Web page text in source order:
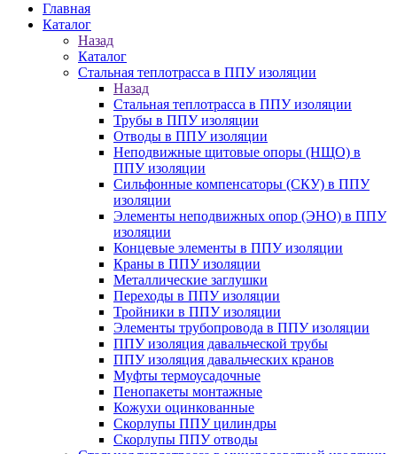
Главная
Каталог
Назад
Каталог
Стальная теплотрасса в ППУ изоляции
Назад
Стальная теплотрасса в ППУ изоляции
Трубы в ППУ изоляции
Отводы в ППУ изоляции
Неподвижные щитовые опоры (НЩО) в
ППУ изоляции
Cильфонные компенсаторы (СКУ) в ППУ
изоляции
Элементы неподвижных опор (ЭНО) в ППУ
изоляции
Концевые элементы в ППУ изоляции
Краны в ППУ изоляции
Металлические заглушки
Переходы в ППУ изоляции
Тройники в ППУ изоляции
Элементы трубопровода в ППУ изоляции
ППУ изоляция давальческой трубы
ППУ изоляция давальческих кранов
Муфты термоусадочные
Пенопакеты монтажные
Кожухи оцинкованные
Скорлупы ППУ цилиндры
Скорлупы ППУ отводы